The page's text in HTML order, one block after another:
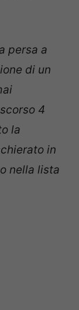
persa a
di un
4
la
in
nella lista